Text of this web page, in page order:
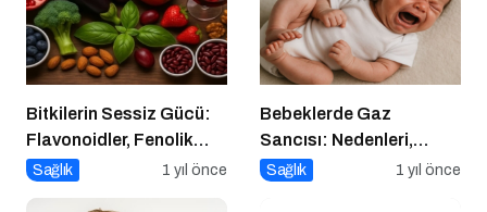
Bitkilerin Sessiz Gücü:
Flavonoidler, Fenolik
Asitler ve Diğer
Sağlık 1 yıl önce
Bebeklerde Gaz
Sancısı: Nedenleri,
Belirtileri ve Etkili
Sağlık 1 yıl önce